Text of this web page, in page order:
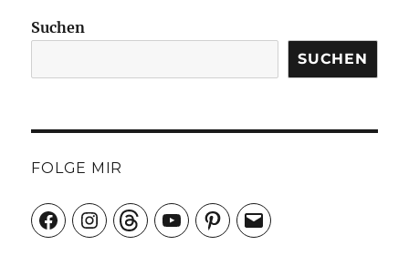
Suchen
SUCHEN
FOLGE MIR
FacebookInstagramThreadsYouTubePinterest
E-
Mail